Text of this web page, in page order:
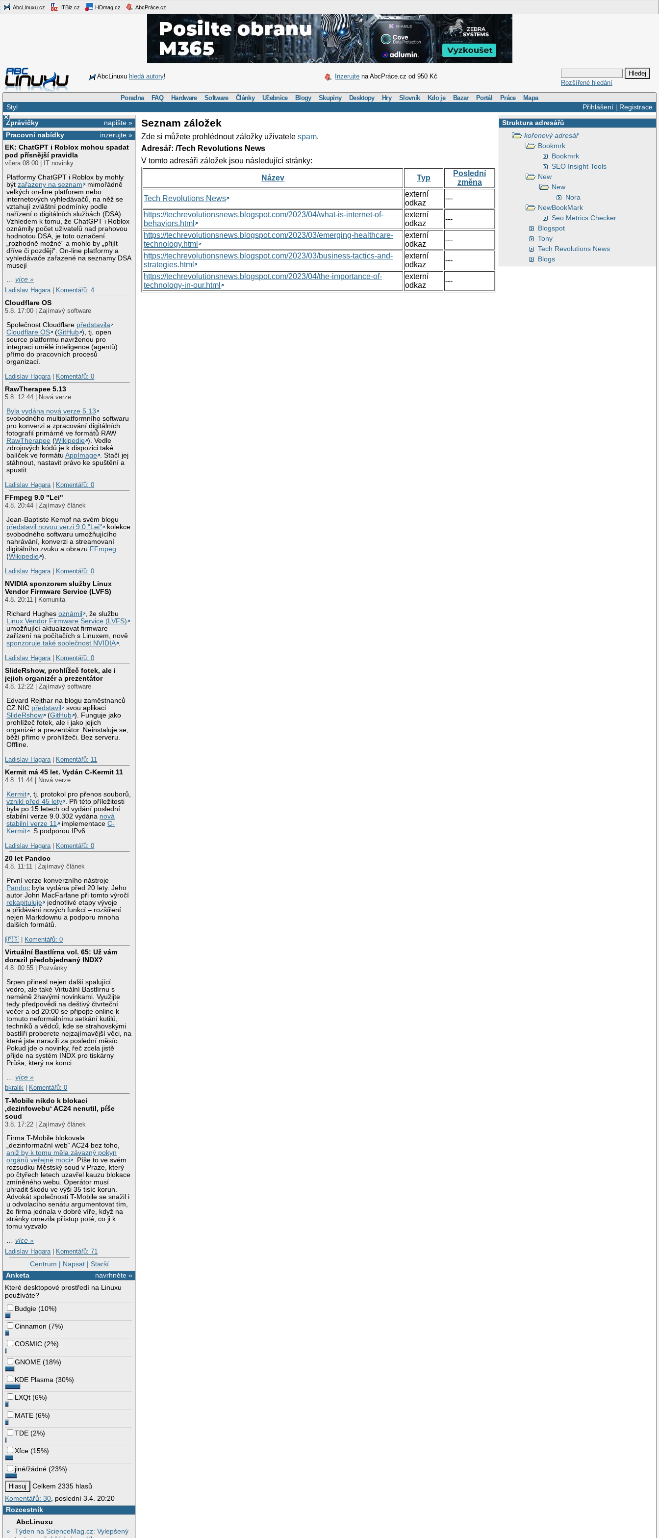
AbcLinuxu.cz ITBiz.cz HDmag.cz AbcPráce.cz
AbcLinuxu hledá autory! Inzerujte na AbcPráce.cz od 950 Kč
Rozšířené hledání
Poradna FAQ Hardware Software Články Učebnice Blogy Skupiny Desktopy Hry Slovník Kdo je Bazar Portál Práce Mapa
Přihlášení| Registrace
Styl
×
napište »
Zprávičky
inzerujte »
Pracovní nabídky
EK: ChatGPT i Roblox mohou spadat
pod přísnější pravidla
včera 08:00 | IT novinky
Platformy ChatGPT i Roblox by mohly
býtzařazeny na seznam
mimořádně
velkých on-line platforem nebo
internetových vyhledávačů, na něž se
vztahují zvláštní podmínky podle
nařízení o digitálních službách (DSA).
Vzhledem k tomu, že ChatGPT i Roblox
oznámily počet uživatelů nad prahovou
hodnotou DSA, je toto označení
„rozhodně možné“ a mohlo by „přijít
dříve či později“. On-line platformy a
vyhledávače zařazené na seznamy DSA
musejí
…více »
Ladislav Hagara
Komentářů: 4
Cloudflare OS
5.8. 17:00 | Zajímavý software
Společnost Cloudflare představila
Cloudflare OS
(GitHub ), tj. open
source platformu navrženou pro
integraci umělé inteligence (agentů)
přímo do pracovních procesů
organizací.
Ladislav Hagara
Komentářů: 0
RawTherapee 5.13
5.8. 12:44 | Nová verze
Byla vydána nová verze 5.13
svobodného multiplatformního softwaru
pro konverzi a zpracování digitálních
fotografií primárně ve formátů RAW
RawTherapee (Wikipedie ). Vedle
zdrojových kódů je k dispozici také
balíček ve formátuAppImage . Stačí jej
stáhnout, nastavit právo ke spuštění a
spustit.
Ladislav Hagara
Komentářů: 0
FFmpeg 9.0 "Lei"
4.8. 20:44 | Zajímavý článek
Jean-Baptiste Kempf na svém blogu
představil novou verzi 9.0 "Lei"
kolekce
svobodného softwaru umožňujícího
nahrávání, konverzi a streamovaní
digitálního zvuku a obrazu FFmpeg
(Wikipedie ).
Ladislav Hagara
Komentářů: 0
NVIDIA sponzorem služby Linux
Vendor Firmware Service (LVFS)
4.8. 20:11 | Komunita
Richard Hughesoznámil
, že službu
Linux Vendor Firmware Service (LVFS)
umožňující aktualizovat firmware
zařízení na počítačích s Linuxem, nově
sponzoruje také společnost NVIDIA .
Ladislav Hagara | Komentářů: 0
SlideRshow, prohlížeč fotek, ale i
jejich organizér a prezentátor
4.8. 12:22 | Zajímavý software
Edvard Rejthar na blogu zaměstnanců
CZ.NIC představil
svou aplikaci
SlideRshow
(GitHub ). Funguje jako
prohlížeč fotek, ale i jako jejich
organizér a prezentátor. Neinstaluje se,
běží přímo v prohlížeči. Bez serveru.
Offline.
Ladislav Hagara | Komentářů: 11
Kermit má 45 let. Vydán C-Kermit 11
4.8. 11:44 | Nová verze
Kermit , tj. protokol pro přenos souborů,
vznikl před 45 lety . Při této příležitosti
byla po 15 letech od vydání poslední
stabilní verze 9.0.302 vydána nová
stabilní verze 11
implementaceC-
Kermit . S podporou IPv6.
Ladislav Hagara | Komentářů: 0
20 let Pandoc
4.8. 11:11 | Zajímavý článek
První verze konverzního nástroje
Pandoc byla vydána před 20 lety. Jeho
autor John MacFarlane při tomto výročí
rekapituluje
jednotlivé etapy vývoje
a přidávání nových funkcí – rozšíření
nejen Markdownu a podporu mnoha
dalších formátů.
|🇵🇸 | Komentářů: 0
Virtuální Bastlírna vol. 65: Už vám
dorazil předobjednaný INDX?
4.8. 00:55 | Pozvánky
Srpen přinesl nejen další spalující
vedro, ale také Virtuální Bastlírnu s
neméně žhavými novinkami. Využijte
tedy předpovědi na deštivý čtvrteční
večer a od 20:00 se připojte online k
tomuto neformálnímu setkání kutilů,
techniků a vědců, kde se strahovskými
bastlíři proberete nejzajímavější věci, na
které jste narazili za poslední měsíc.
Pokud jde o novinky, řeč zcela jistě
přijde na systém INDX pro tiskárny
Průša, který na konci
…více »
bkralik
Komentářů: 0
T-Mobile nikdo k blokaci
‚dezinfowebu‘ AC24 nenutil, píše
soud
3.8. 17:22 | Zajímavý článek
Firma T-Mobile blokovala
„dezinformační web“ AC24 bez toho,
aniž by k tomu měla závazný pokyn
orgánů veřejné moci . Píše to ve svém
rozsudku Městský soud v Praze, který
po čtyřech letech uzavřel kauzu blokace
zmíněného webu. Operátor musí
uhradit škodu ve výši 35 tisíc korun.
Advokát společnosti T-Mobile se snažil i
u odvolacího senátu argumentovat tím,
že firma jednala v dobré víře, když na
stránky omezila přístup poté, co ji k
tomu vyzvalo
…více »
Ladislav Hagara | Komentářů: 71
Centrum | Napsat| Starší
navrhněte »
Anketa
Které desktopové prostředí na Linuxu
používáte?
Budgie (10%)
Cinnamon (7%)
COSMIC (2%)
GNOME (18%)
KDE Plasma (30%)
LXQt (6%)
MATE (6%)
TDE (2%)
Xfce (15%)
jiné/žádné (23%)
Celkem 2335 hlasů
Komentářů: 30, poslední 3.4. 20:20
Rozcestník
AbcLinuxu
Týden na ScienceMag.cz: Vylepšený
Struktura adresářů
kořenový adresář
Bookmrk
Bookmrk
SEO Insight Tools
New
New
Nora
NewBookMark
Seo Metrics Checker
Blogspot
Tony
Tech Revolutions News
Blogs
Seznam záložek
Zde si můžete prohlédnout záložky uživatelespam.
Adresář: /Tech Revolutions News
V tomto adresáři záložek jsou následující stránky:
Název Typ
Poslední
změna
Tech Revolutions News
externí
odkaz
---
https://techrevolutionsnews.blogspot.com/2023/04/what-is-internet-of-
behaviors.html
externí
odkaz
---
https://techrevolutionsnews.blogspot.com/2023/03/emerging-healthcare-
technology.html
externí
odkaz
---
https://techrevolutionsnews.blogspot.com/2023/03/business-tactics-and-
strategies.html
externí
odkaz
---
https://techrevolutionsnews.blogspot.com/2023/04/the-importance-of-
technology-in-our.html
externí
odkaz
---